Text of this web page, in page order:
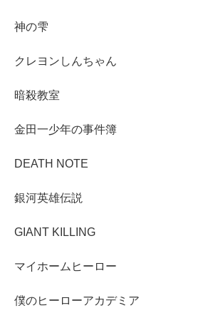
神の雫
クレヨンしんちゃん
暗殺教室
金田一少年の事件簿
DEATH NOTE
銀河英雄伝説
GIANT KILLING
マイホームヒーロー
僕のヒーローアカデミア